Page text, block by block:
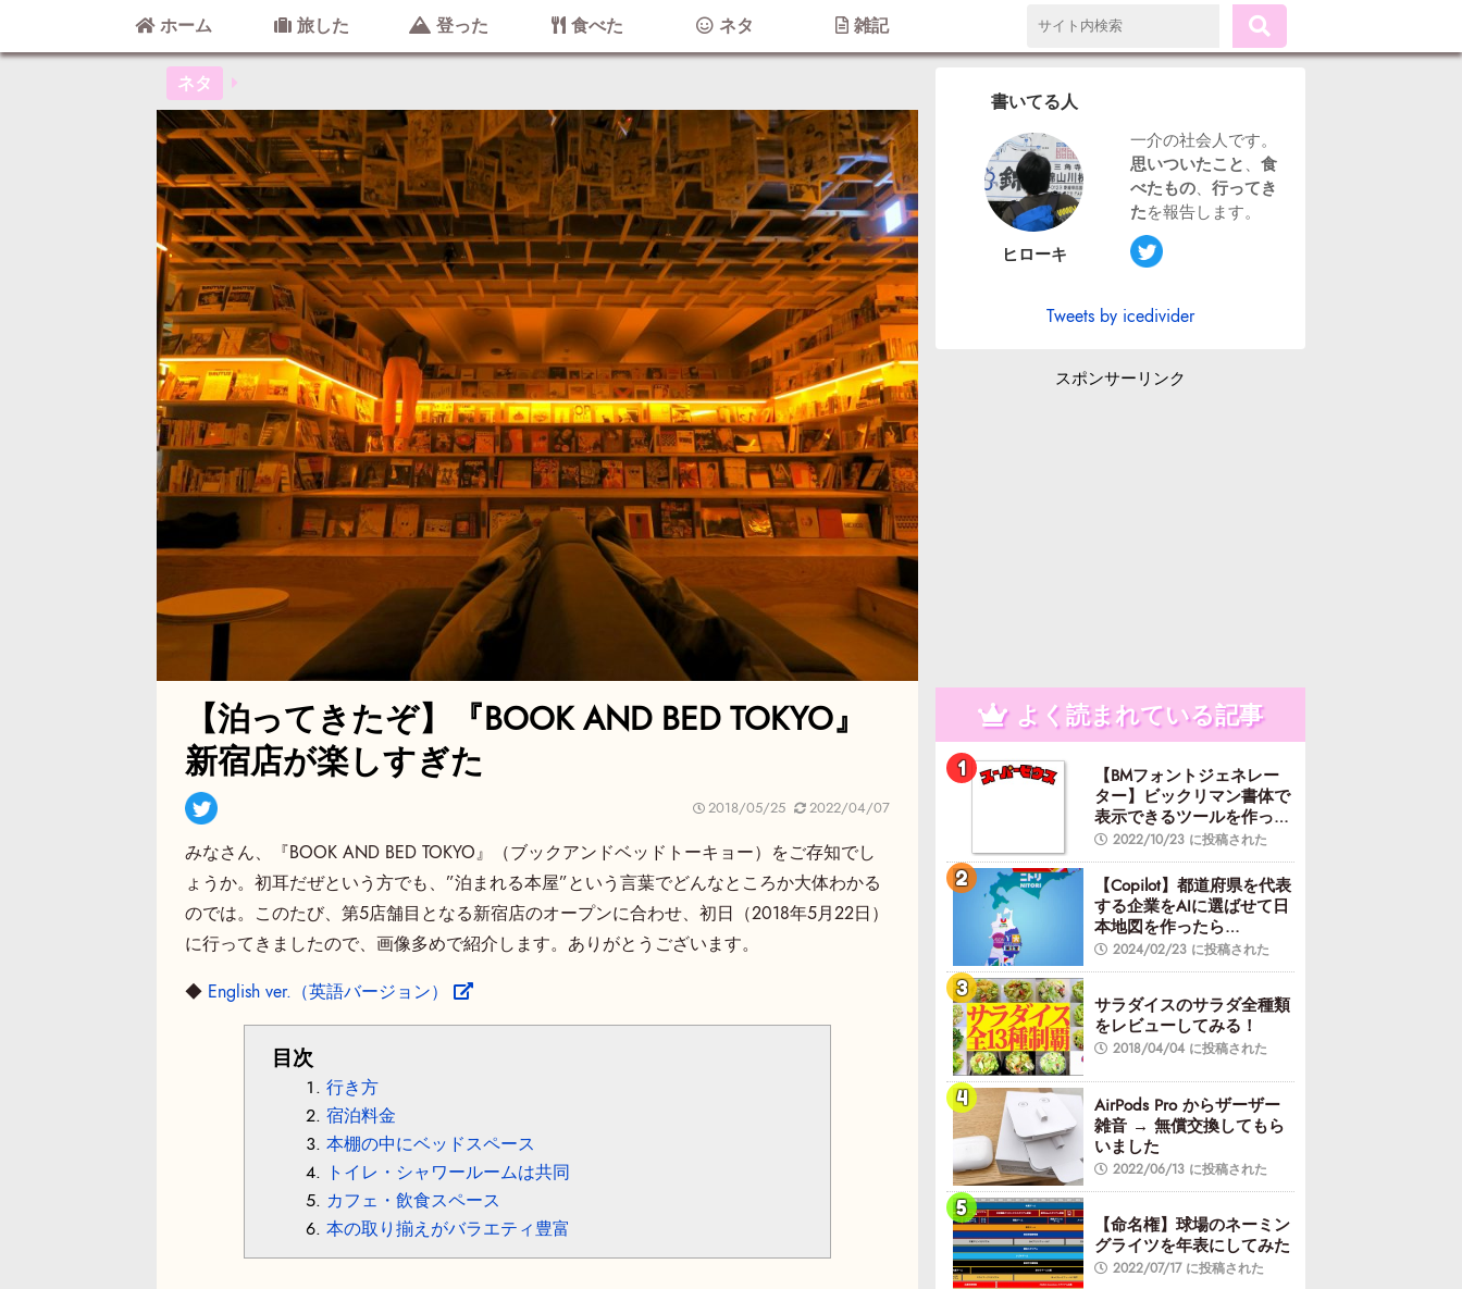
ホーム 旅した 登った 食べた ネタ 雑記
ネタ
【泊ってきたぞ】『BOOK AND BED TOKYO』
新宿店が楽しすぎた
2018/05/25 2022/04/07
みなさん、『BOOK AND BED TOKYO』（ブックアンドベッドトーキョー）をご存知でし
ょうか。初耳だぜという方でも、”泊まれる本屋”という言葉でどんなところか大体わかる
のでは。このたび、第5店舗目となる新宿店のオープンに合わせ、初日（2018年5月22日）
に行ってきましたので、画像多めで紹介します。ありがとうございます。
◆ English ver.（英語バージョン）
目次
行き方
宿泊料金
本棚の中にベッドスペース
トイレ・シャワールームは共同
カフェ・飲食スペース
本の取り揃えがバラエティ豊富
書いてる人
ヒローキ
一介の社会人です。
思いついたこと、食
べたもの、行ってき
たを報告します。
Tweets by icedivider
スポンサーリンク
よく読まれている記事
【BMフォントジェネレー
ター】ビックリマン書体で
表示できるツールを作って
みた2022/10/23 に投稿された
【Copilot】都道府県を代表
する企業をAIに選ばせて日
本地図を作ったら…
2024/02/23 に投稿された
サラダイスのサラダ全種類
をレビューしてみる！
2018/04/04 に投稿された
AirPods Pro からザーザー
雑音 → 無償交換してもら
いました
2022/06/13 に投稿された
【命名権】球場のネーミン
グライツを年表にしてみた
2022/07/17 に投稿された